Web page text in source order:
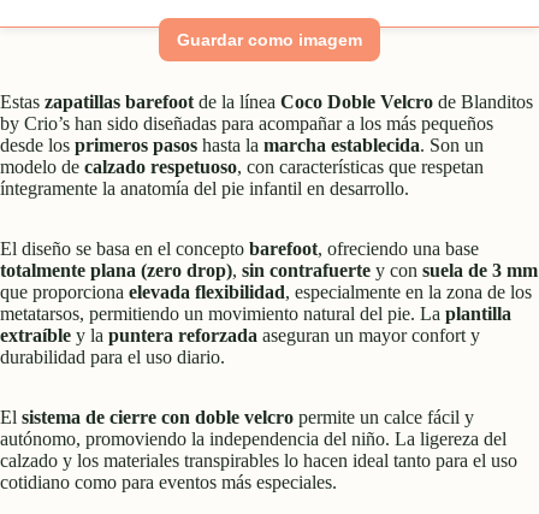
Guardar como imagem
Estas zapatillas barefoot de la línea Coco Doble Velcro de Blanditos
by Crio’s han sido diseñadas para acompañar a los más pequeños
desde los primeros pasos hasta la marcha establecida. Son un
modelo de calzado respetuoso, con características que respetan
íntegramente la anatomía del pie infantil en desarrollo.
El diseño se basa en el concepto barefoot, ofreciendo una base
totalmente plana (zero drop), sin contrafuerte y con suela de 3 mm
que proporciona elevada flexibilidad, especialmente en la zona de los
metatarsos, permitiendo un movimiento natural del pie. La plantilla
extraíble y la puntera reforzada aseguran un mayor confort y
durabilidad para el uso diario.
El sistema de cierre con doble velcro permite un calce fácil y
autónomo, promoviendo la independencia del niño. La ligereza del
calzado y los materiales transpirables lo hacen ideal tanto para el uso
cotidiano como para eventos más especiales.